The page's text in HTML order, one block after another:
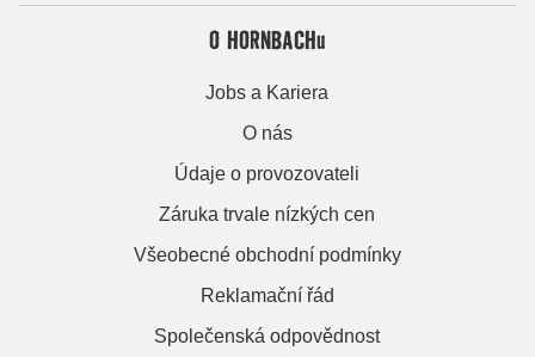
O HORNBACHu
Jobs a Kariera
O nás
Údaje o provozovateli
Záruka trvale nízkých cen
Všeobecné obchodní podmínky
Reklamační řád
Společenská odpovědnost